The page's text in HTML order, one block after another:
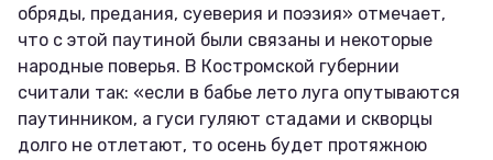
обряды, предания, суеверия и поэзия» отмечает,
что с этой паутиной были связаны и некоторые
народные поверья. В Костромской губернии
считали так: «если в бабье лето луга опутываются
паутинником, а гуси гуляют стадами и скворцы
долго не отлетают, то осень будет протяжною